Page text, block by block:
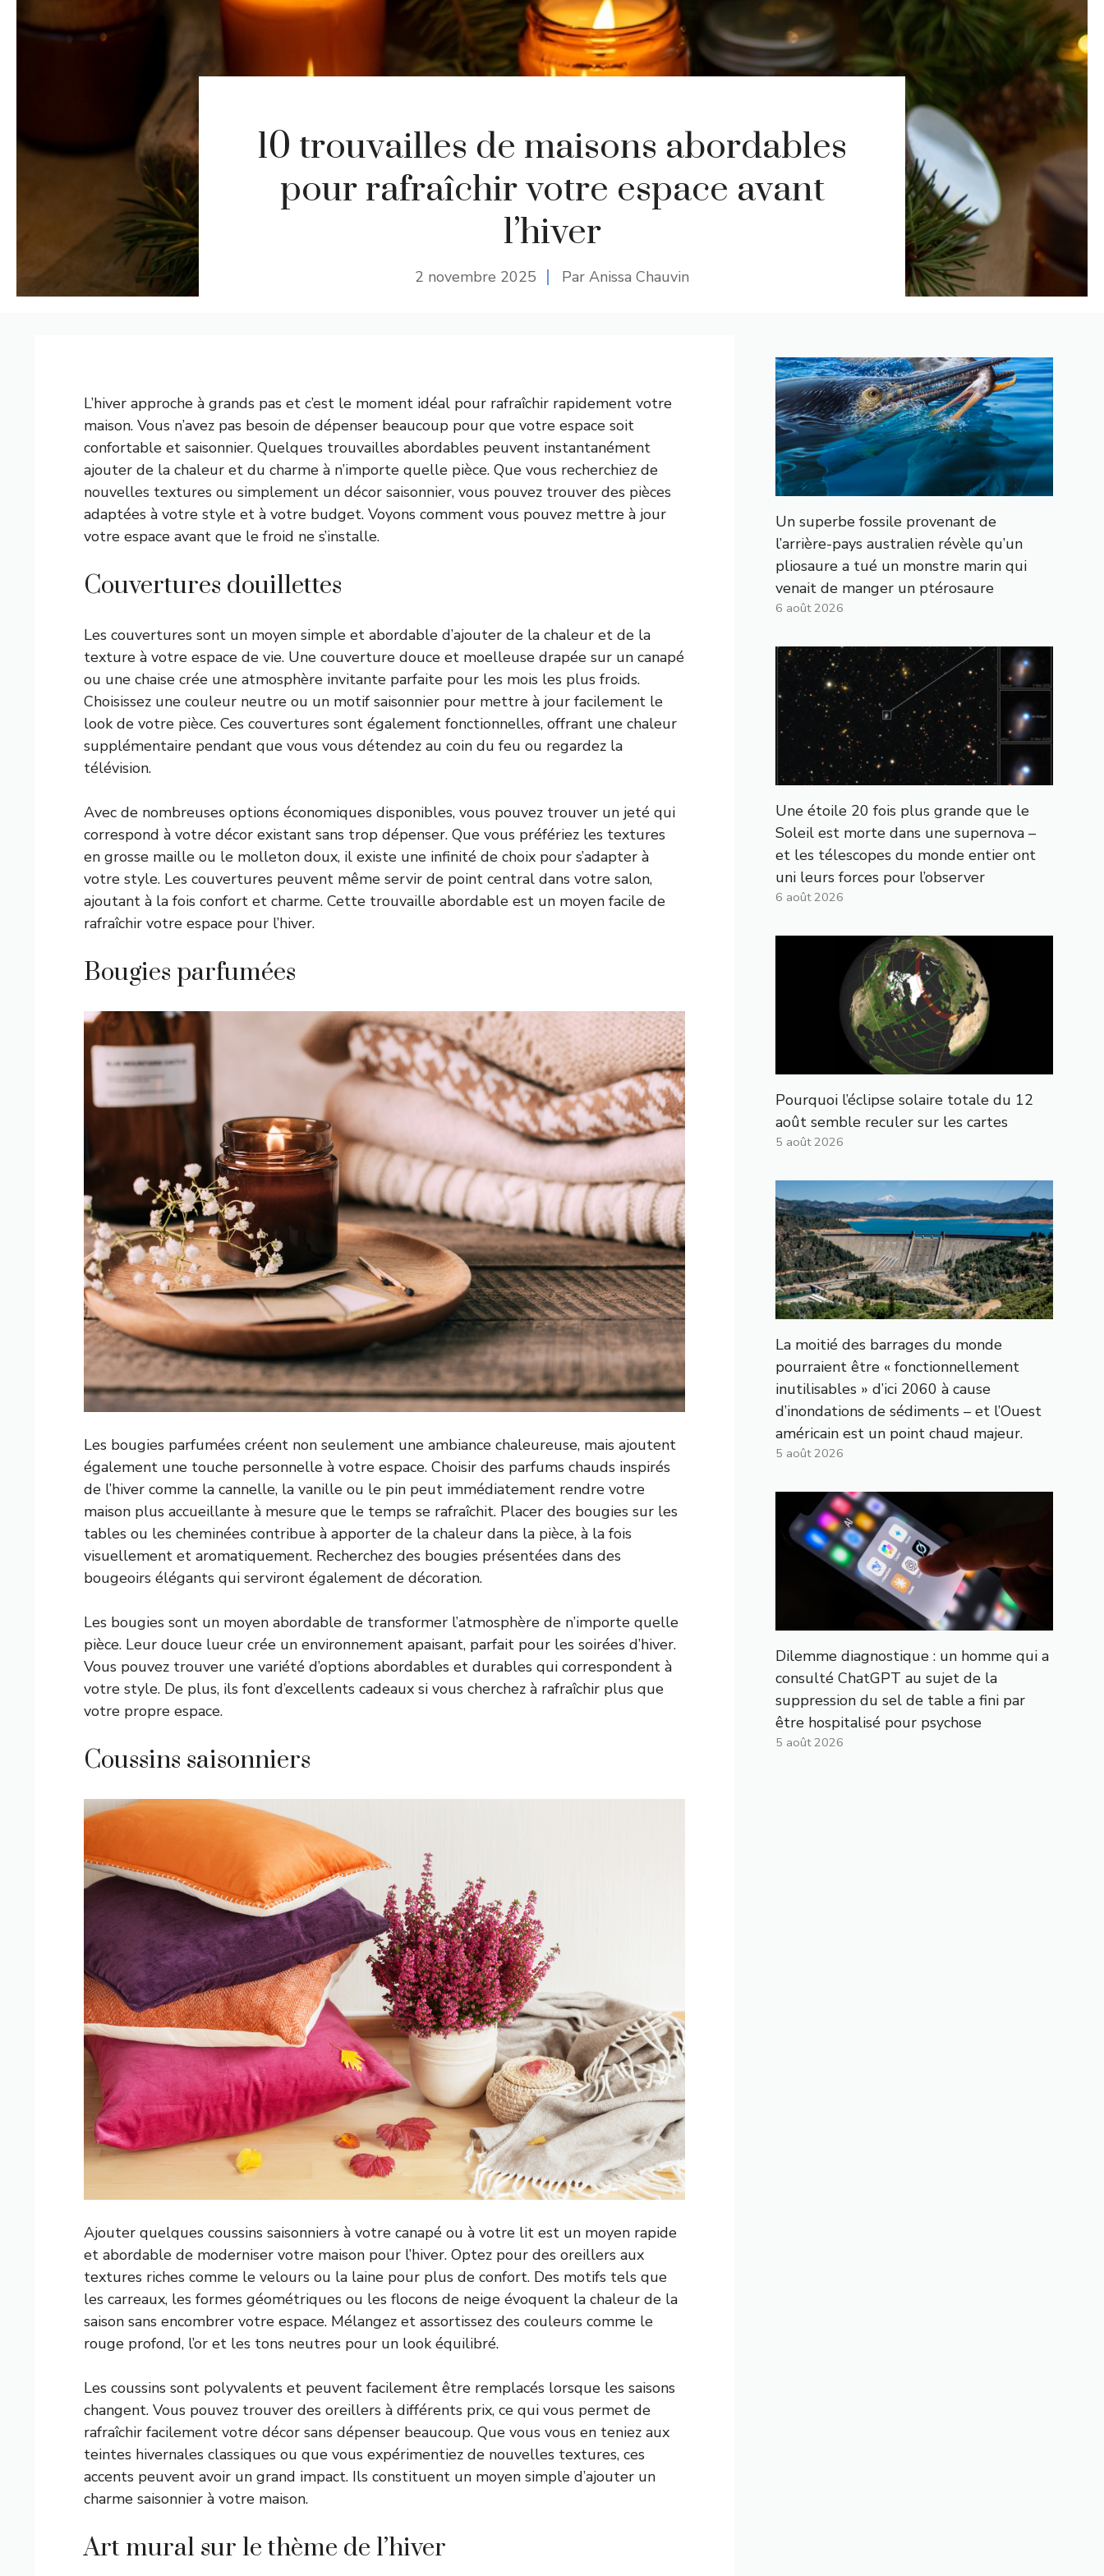
10 trouvailles de maisons abordables
pour rafraîchir votre espace avant
l’hiver
2 novembre 2025 Par Anissa Chauvin
L’hiver approche à grands pas et c’est le moment idéal pour rafraîchir rapidement votre
maison. Vous n’avez pas besoin de dépenser beaucoup pour que votre espace soit
confortable et saisonnier. Quelques trouvailles abordables peuvent instantanément
ajouter de la chaleur et du charme à n’importe quelle pièce. Que vous recherchiez de
nouvelles textures ou simplement un décor saisonnier, vous pouvez trouver des pièces
adaptées à votre style et à votre budget. Voyons comment vous pouvez mettre à jour
votre espace avant que le froid ne s’installe.
Couvertures douillettes
Les couvertures sont un moyen simple et abordable d’ajouter de la chaleur et de la
texture à votre espace de vie. Une couverture douce et moelleuse drapée sur un canapé
ou une chaise crée une atmosphère invitante parfaite pour les mois les plus froids.
Choisissez une couleur neutre ou un motif saisonnier pour mettre à jour facilement le
look de votre pièce. Ces couvertures sont également fonctionnelles, offrant une chaleur
supplémentaire pendant que vous vous détendez au coin du feu ou regardez la
télévision.
Avec de nombreuses options économiques disponibles, vous pouvez trouver un jeté qui
correspond à votre décor existant sans trop dépenser. Que vous préfériez les textures
en grosse maille ou le molleton doux, il existe une infinité de choix pour s’adapter à
votre style. Les couvertures peuvent même servir de point central dans votre salon,
ajoutant à la fois confort et charme. Cette trouvaille abordable est un moyen facile de
rafraîchir votre espace pour l’hiver.
Bougies parfumées
Les bougies parfumées créent non seulement une ambiance chaleureuse, mais ajoutent
également une touche personnelle à votre espace. Choisir des parfums chauds inspirés
de l’hiver comme la cannelle, la vanille ou le pin peut immédiatement rendre votre
maison plus accueillante à mesure que le temps se rafraîchit. Placer des bougies sur les
tables ou les cheminées contribue à apporter de la chaleur dans la pièce, à la fois
visuellement et aromatiquement. Recherchez des bougies présentées dans des
bougeoirs élégants qui serviront également de décoration.
Les bougies sont un moyen abordable de transformer l’atmosphère de n’importe quelle
pièce. Leur douce lueur crée un environnement apaisant, parfait pour les soirées d’hiver.
Vous pouvez trouver une variété d’options abordables et durables qui correspondent à
votre style. De plus, ils font d’excellents cadeaux si vous cherchez à rafraîchir plus que
votre propre espace.
Coussins saisonniers
Ajouter quelques coussins saisonniers à votre canapé ou à votre lit est un moyen rapide
et abordable de moderniser votre maison pour l’hiver. Optez pour des oreillers aux
textures riches comme le velours ou la laine pour plus de confort. Des motifs tels que
les carreaux, les formes géométriques ou les flocons de neige évoquent la chaleur de la
saison sans encombrer votre espace. Mélangez et assortissez des couleurs comme le
rouge profond, l’or et les tons neutres pour un look équilibré.
Les coussins sont polyvalents et peuvent facilement être remplacés lorsque les saisons
changent. Vous pouvez trouver des oreillers à différents prix, ce qui vous permet de
rafraîchir facilement votre décor sans dépenser beaucoup. Que vous vous en teniez aux
teintes hivernales classiques ou que vous expérimentiez de nouvelles textures, ces
accents peuvent avoir un grand impact. Ils constituent un moyen simple d’ajouter un
charme saisonnier à votre maison.
Art mural sur le thème de l’hiver
Un superbe fossile provenant de
l’arrière-pays australien révèle qu’un
pliosaure a tué un monstre marin qui
venait de manger un ptérosaure
6 août 2026
Une étoile 20 fois plus grande que le
Soleil est morte dans une supernova –
et les télescopes du monde entier ont
uni leurs forces pour l’observer
6 août 2026
Pourquoi l’éclipse solaire totale du 12
août semble reculer sur les cartes
5 août 2026
La moitié des barrages du monde
pourraient être « fonctionnellement
inutilisables » d’ici 2060 à cause
d’inondations de sédiments – et l’Ouest
américain est un point chaud majeur.
5 août 2026
Dilemme diagnostique : un homme qui a
consulté ChatGPT au sujet de la
suppression du sel de table a fini par
être hospitalisé pour psychose
5 août 2026